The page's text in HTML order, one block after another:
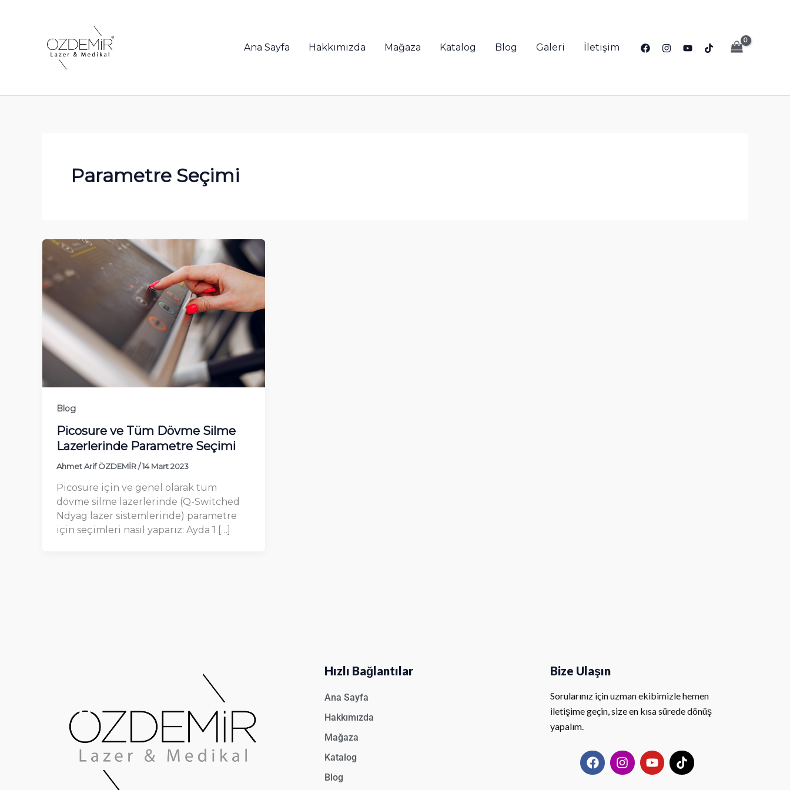
Ana Sayfa Hakkımızda Mağaza Katalog Blog Galeri İletişim
Parametre Seçimi
Blog
Picosure ve Tüm Dövme Silme
Lazerlerinde Parametre Seçimi
Ahmet Arif ÖZDEMİR/14 Mart 2023
Picosure için ve genel olarak tüm
dövme silme lazerlerinde (Q-Switched
Ndyag lazer sistemlerinde) parametre
için seçimleri nasıl yaparız: Ayda 1 […]
Hızlı Bağlantılar
Ana Sayfa
Hakkımızda
Mağaza
Katalog
Blog
Bize Ulaşın
Sorularınız için uzman ekibimizle hemen
iletişime geçin, size en kısa sürede dönüş
yapalım.
F
a
c
I
n
s
Y
o
u
T
i
k